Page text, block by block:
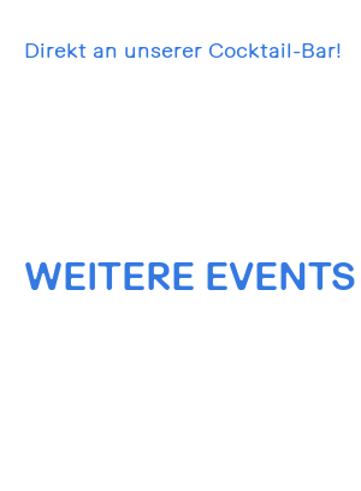
Direkt an unserer Cocktail-Bar!
WEITERE EVENTS